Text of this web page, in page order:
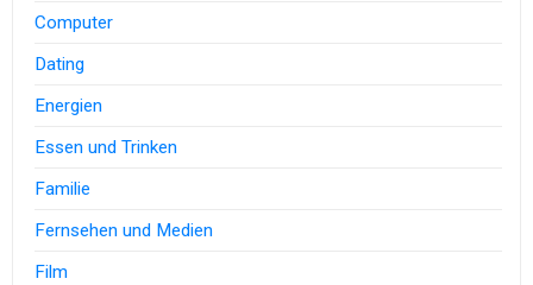
Computer
Dating
Energien
Essen und Trinken
Familie
Fernsehen und Medien
Film